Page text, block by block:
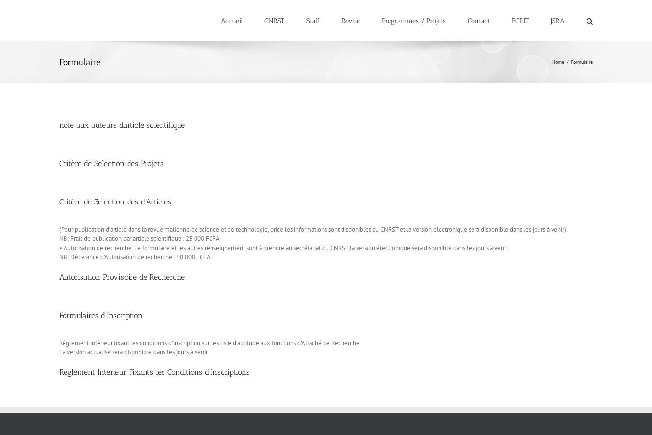
Accueil CNRST Staff Revue Programmes / Projets Contact FCRIT JSRA
Formulaire Home Formulaire
note aux auteurs darticle scientifique
Critère de Selection des Projets
Critère de Selection des d’Articles
(Pour publication d’article dans la revue malienne de science et de technologie, price les informations sont disponibles au CNRST et la version électronique sera disponible dans les jours à venir).
NB: Frais de publication par article scientifique : 25 000 FCFA
• Autorisation de recherche: Le formulaire et les autres renseignement sont à prendre au secrétariat du CNRST,la version électronique sera disponible dans les jours à venir.
NB: Délivrance d’Autorisation de recherche : 50 000F CFA
Autorisation Provisoire de Recherche
Formulaires d’Inscription
Règlement intérieur fixant les conditions d’inscription sur les liste d’aptitude aux fonctions d’Attaché de Recherche:
La version actualisé sera disponible dans les jours à venir.
Reglement Interieur Fixants les Conditions d’Inscriptions